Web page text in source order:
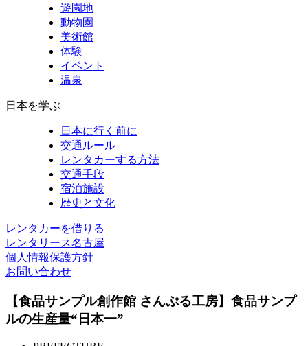
遊園地
動物園
美術館
体験
イベント
温泉
日本を学ぶ
日本に行く前に
交通ルール
レンタカーする方法
交通手段
宿泊施設
歴史と文化
レンタカーを借りる
レンタリース名古屋
個人情報保護方針
お問い合わせ
【食品サンプル創作館 さんぷる工房】食品サンプ
ルの生産量“日本一”